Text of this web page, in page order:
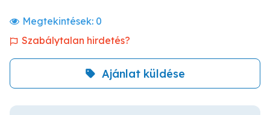
Megtekintések: 0
Szabálytalan hirdetés?
Ajánlat küldése